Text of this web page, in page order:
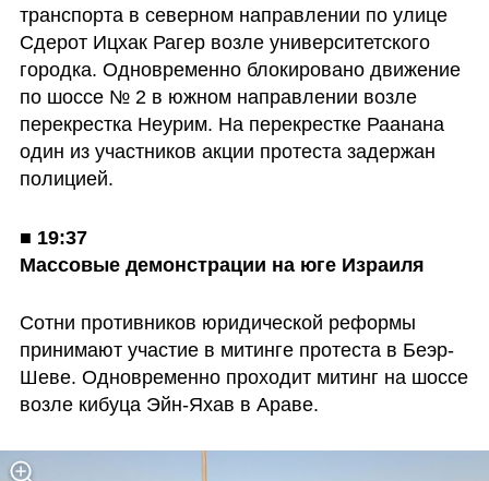
транспорта в северном направлении по улице
Сдерот Ицхак Рагер возле университетского
городка. Одновременно блокировано движение
по шоссе № 2 в южном направлении возле
перекрестка Неурим. На перекрестке Раанана
один из участников акции протеста задержан
полицией.
■ 19:37
Массовые демонстрации на юге Израиля
Сотни противников юридической реформы
принимают участие в митинге протеста в Беэр-
Шеве. Одновременно проходит митинг на шоссе
возле кибуца Эйн-Яхав в Араве.